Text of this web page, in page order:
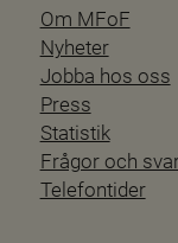
Om MFoF
Nyheter
Jobba hos oss
Press
Statistik
Frågor och
Telefontider